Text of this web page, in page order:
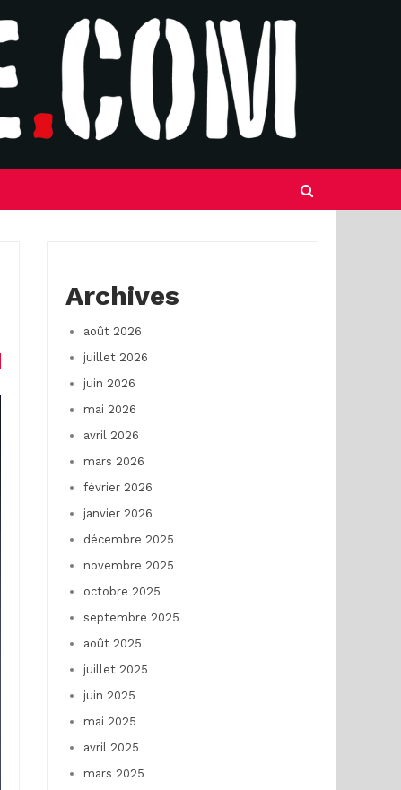
Archives
août 2026
juillet 2026
juin 2026
mai 2026
avril 2026
mars 2026
février 2026
janvier 2026
décembre 2025
novembre 2025
octobre 2025
septembre 2025
août 2025
juillet 2025
juin 2025
mai 2025
avril 2025
mars 2025